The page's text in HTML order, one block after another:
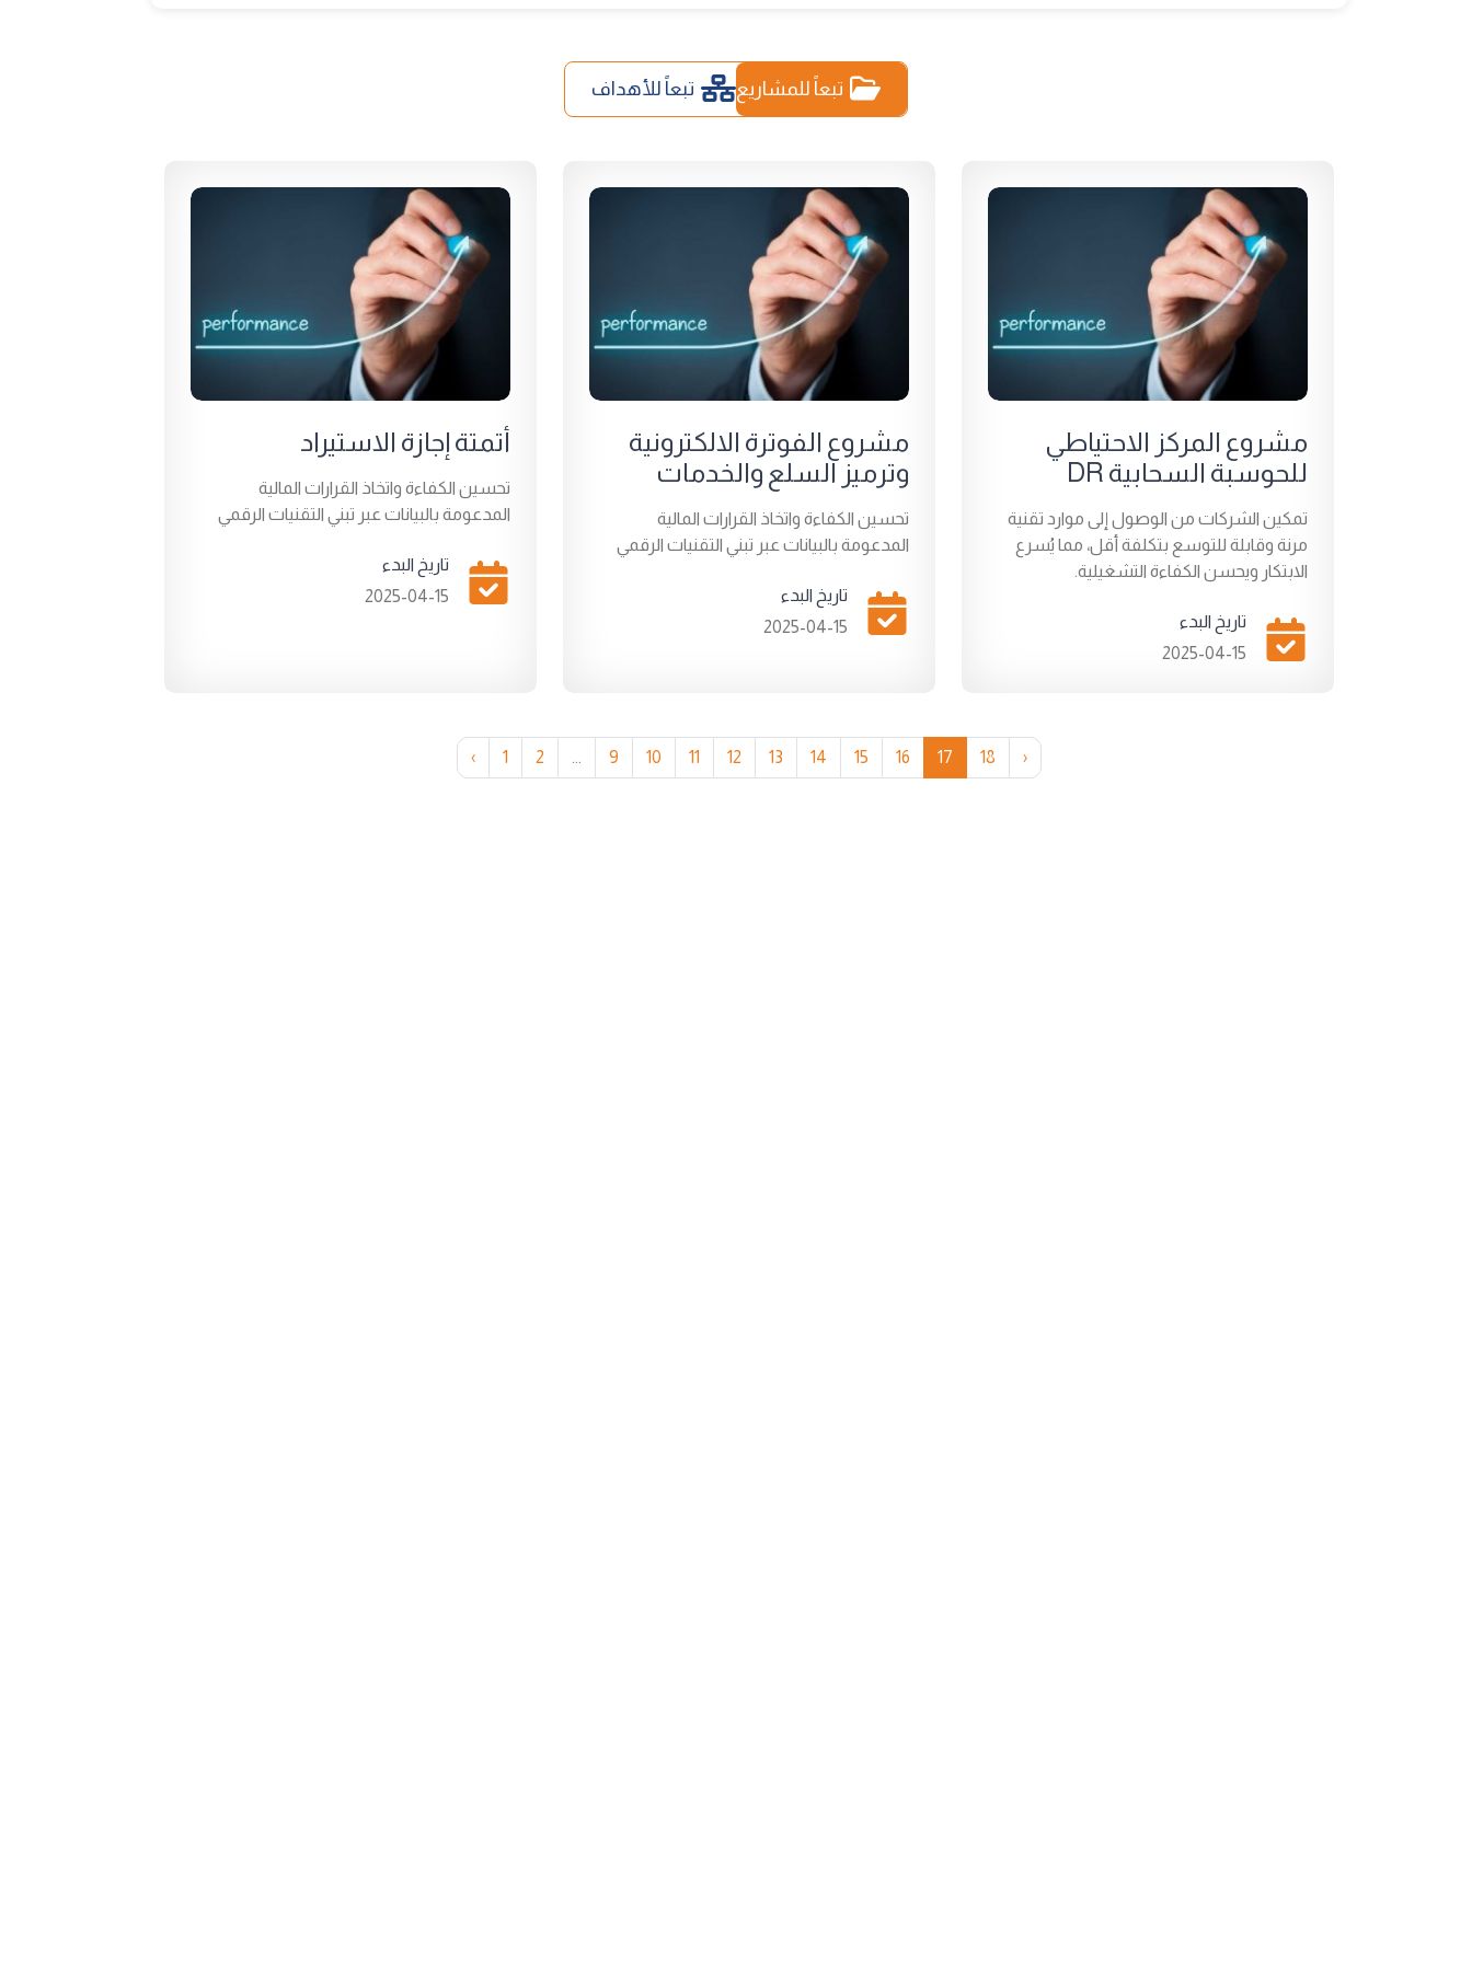
تبعاً للمشاريع تبعاً للأهداف
مشروع المركز الاحتياطي
للحوسبة السحابية DR
تمكين الشركات من الوصول إلى موارد تقنية
مرنة وقابلة للتوسع بتكلفة أقل، مما يُسرع
الابتكار ويحسن الكفاءة التشغيلية.
تاريخ البدء
2025-04-15
مشروع الفوترة الالكترونية
وترميز السلع والخدمات
تحسين الكفاءة واتخاذ القرارات المالية
المدعومة بالبيانات عبر تبني التقنيات الرقمي
تاريخ البدء
2025-04-15
أتمتة إجازة الاستيراد
تحسين الكفاءة واتخاذ القرارات المالية
المدعومة بالبيانات عبر تبني التقنيات الرقمي
تاريخ البدء
2025-04-15
‹ 1 2 ... 9 10 11 12 13 14 15 16 17 18 ›